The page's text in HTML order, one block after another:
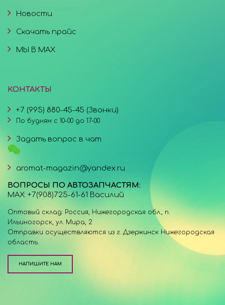
Новости
Скачать прайс
МЫ В MAX
КОНТАКТЫ
+7 (995) 880-45-45 (Звонки)
По будням с 10-00 до 17-00
Задать вопрос в чат
aromat-magazin@yandex.ru
ВОПРОСЫ ПО АВТОЗАПЧАСТЯМ:
MAX: +7(908)725-61-61 Василий
Оптовый склад: Россия, Нижегородская обл., п.
Ильиногорск, ул. Мира, 2
Отправки осуществляются из г. Дзержинск Нижегородская
область.
НАПИШИТЕ НАМ